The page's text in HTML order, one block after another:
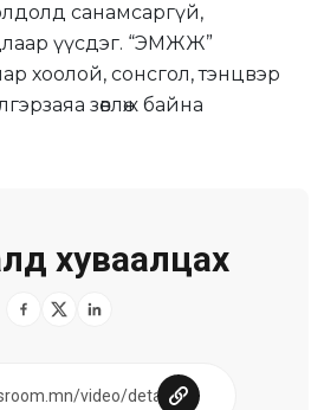
санамсаргүй,
үүсдэг. “ЭМЖЖ”
хоолой, сонсгол, тэнцвэр
зөвлөж байна
хуваалцах